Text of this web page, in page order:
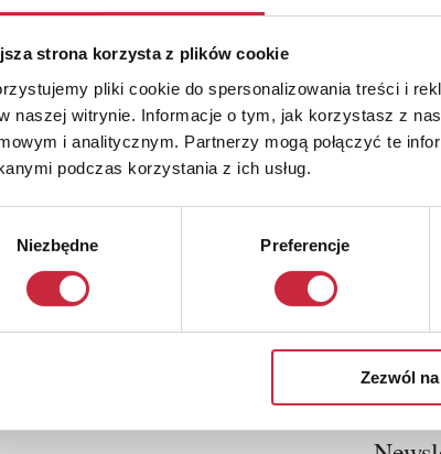
strona korzysta z plików cookie
pliki cookie do spersonalizowania treści i
naszej witrynie. Informacje o tym, jak korzystasz z
i analitycznym. Partnerzy mogą połączyć te
podczas korzystania z ich usług.
Niezbędne Preferencje
Zezwól